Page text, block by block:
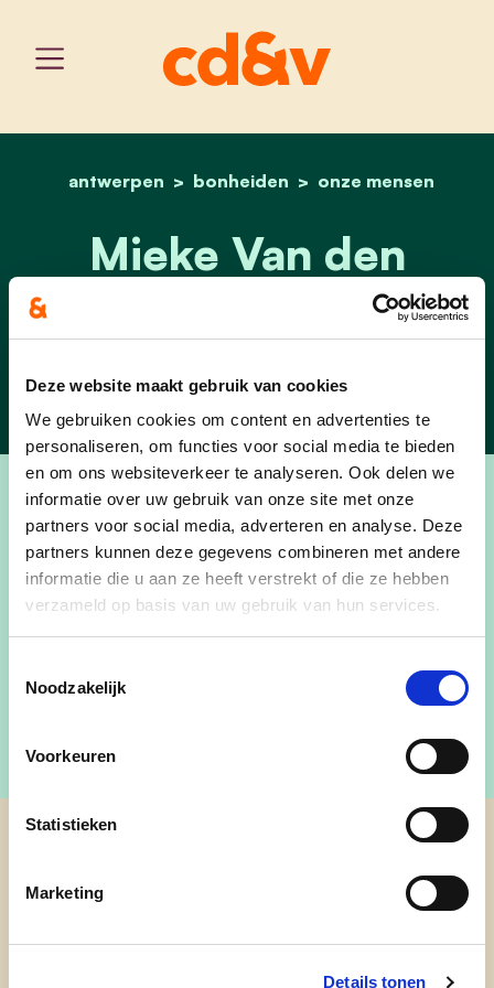
Deze website maakt gebruik van cookies
We gebruiken cookies om content en advertenties te
personaliseren, om functies voor social media te bieden
en om ons websiteverkeer te analyseren. Ook delen we
informatie over uw gebruik van onze site met onze
partners voor social media, adverteren en analyse. Deze
partners kunnen deze gegevens combineren met andere
informatie die u aan ze heeft verstrekt of die ze hebben
verzameld op basis van uw gebruik van hun services.
Noodzakelijk
Voorkeuren
Statistieken
Marketing
Details tonen
home
antwerpen bonheiden onze mensen
mieke van den brande
Mieke Van den
Hey ik ben Mieke.